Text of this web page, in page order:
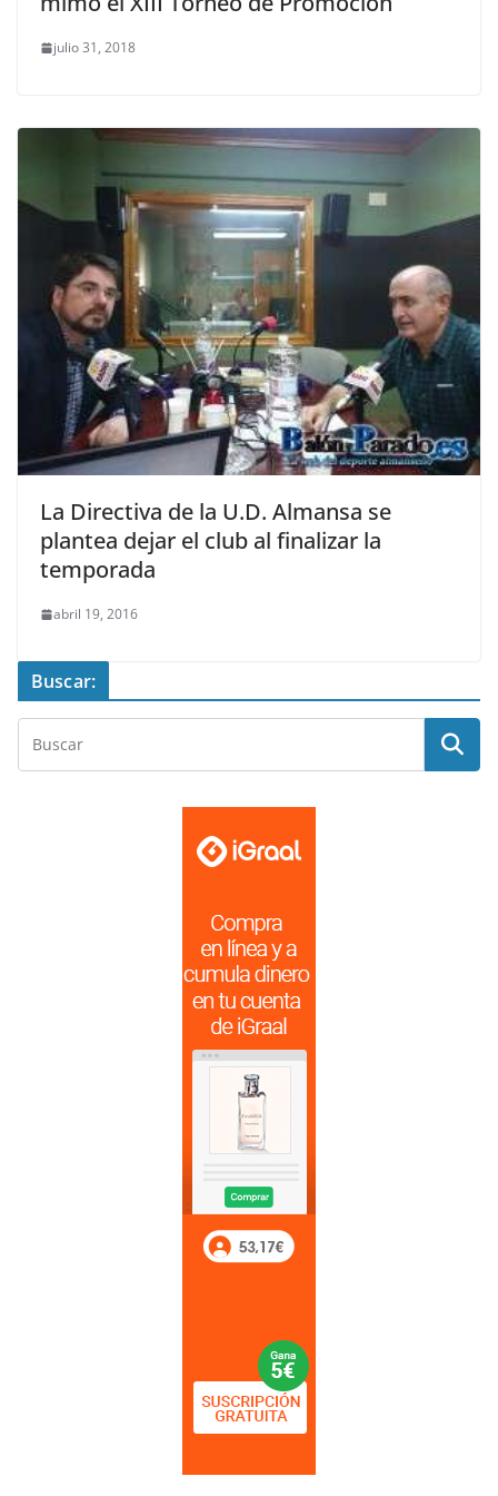
julio 31, 2018
La Directiva de la U.D. Almansa se
plantea dejar el club al finalizar la
temporada
abril 19, 2016
Buscar: